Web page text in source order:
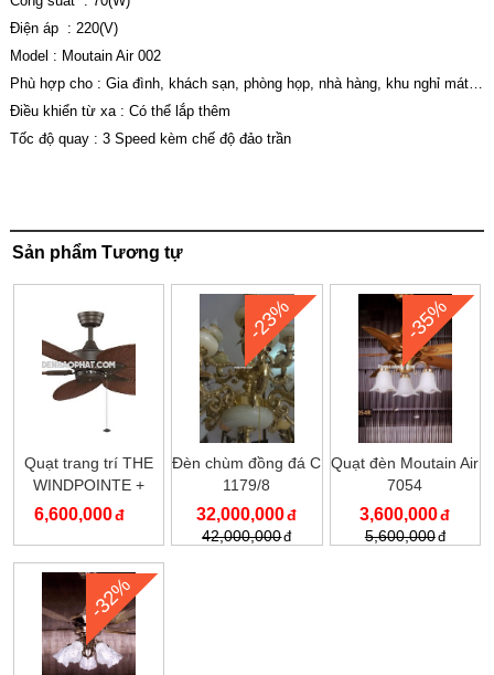
Điện áp : 220(V)
Model : Moutain Air 002
Phù hợp cho : Gia đình, khách sạn, phòng họp, nhà hàng, khu nghỉ mát…
Điều khiển từ xa : Có thể lắp thêm
Tốc độ quay : 3 Speed kèm chế độ đảo trần
Sản phẩm Tương tự
Quạt trang trí THE
WINDPOINTE +
BPP4BR
6,600,000
-23%
Đèn chùm đồng đá C
1179/8
32,000,000
42,000,000
-35%
Quạt đèn Moutain Air
7054
3,600,000
5,600,000
-32%